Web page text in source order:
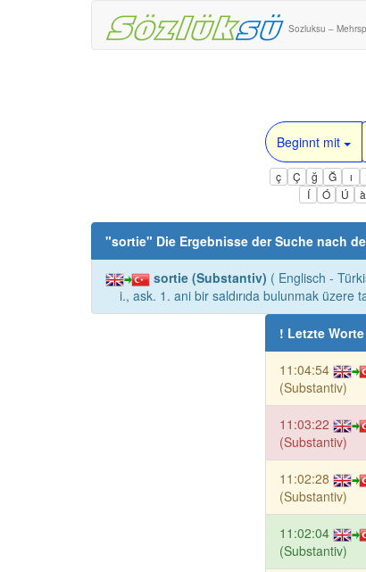
Sozluksu –
Beginnt mit
ç Ç ğ Ğ ı
Í
Ó Ú à
"sortie" Die Ergebnisse der Suche nach
sortie (Substantiv) ( Englisch -
i., ask. 1. ani bir saldırıda bulunmak üzere
! Letzte Worte
11:04:54
(Substantiv)
11:03:22
(Substantiv)
11:02:28
(Substantiv)
11:02:04
(Substantiv)